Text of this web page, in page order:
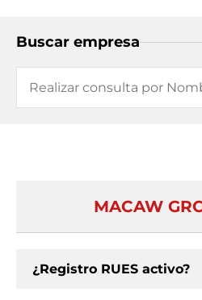
Buscar empresa
MACAW
¿Registro RUES activo?